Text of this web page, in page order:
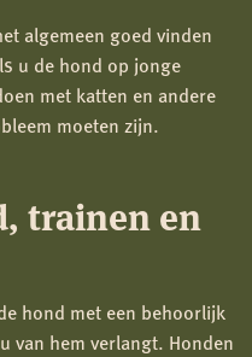
algemeen goed vinden
u de hond op jonge
met katten en andere
moeten zijn.
trainen en
hond met een behoorlijk
van hem verlangt. Honden